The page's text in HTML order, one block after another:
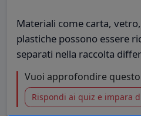
Materiali come carta,
plastiche possono essere
separati nella raccolta
Vuoi approfondire
Rispondi ai quiz e impara